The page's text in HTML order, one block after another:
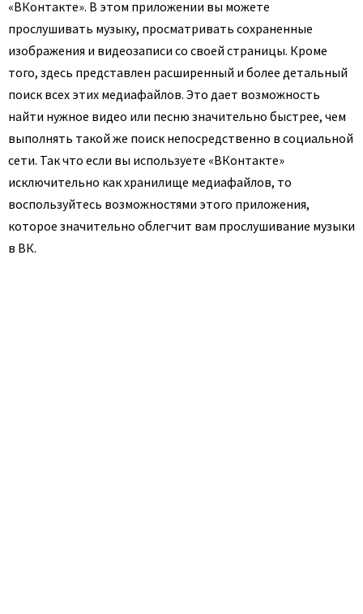
«ВКонтакте». В этом приложении вы можете
прослушивать музыку, просматривать сохраненные
изображения и видеозаписи со своей страницы. Кроме
того, здесь представлен расширенный и более детальный
поиск всех этих медиафайлов. Это дает возможность
найти нужное видео или песню значительно быстрее, чем
выполнять такой же поиск непосредственно в социальной
сети. Так что если вы используете «ВКонтакте»
исключительно как хранилище медиафайлов, то
воспользуйтесь возможностями этого приложения,
которое значительно облегчит вам прослушивание музыки
в ВК.